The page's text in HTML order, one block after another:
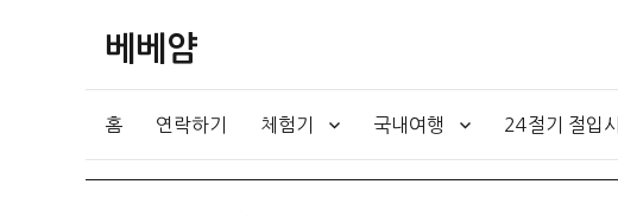
베베얌
홈 연락하기 체험기 국내여행 24절기 절입